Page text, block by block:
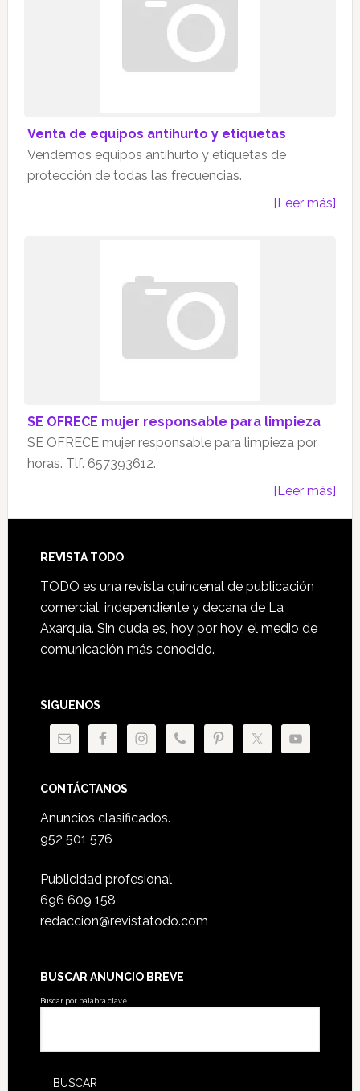
Venta de equipos antihurto y etiquetas
Vendemos equipos antihurto y etiquetas de
protección de todas las frecuencias.
[Leer más]
SE OFRECE mujer responsable para limpieza
SE OFRECE mujer responsable para limpieza por
horas. Tlf. 657393612.
[Leer más]
Footer
REVISTA TODO
TODO es una revista quincenal de publicación
comercial, independiente y decana de La
Axarquía. Sin duda es, hoy por hoy, el medio de
comunicación más conocido.
SÍGUENOS
CONTÁCTANOS
Anuncios clasificados.
952 501 576
Publicidad profesional
696 609 158
redaccion@revistatodo.com
BUSCAR ANUNCIO BREVE
Buscar por palabra clave